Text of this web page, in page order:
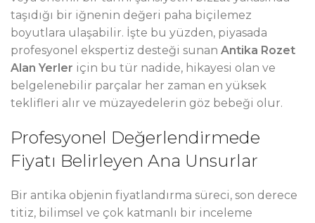
taşıdığı bir iğnenin değeri paha biçilemez
boyutlara ulaşabilir. İşte bu yüzden, piyasada
profesyonel ekspertiz desteği sunan Antika Rozet
Alan Yerler için bu tür nadide, hikayesi olan ve
belgelenebilir parçalar her zaman en yüksek
teklifleri alır ve müzayedelerin göz bebeği olur.
Profesyonel Değerlendirmede
Fiyatı Belirleyen Ana Unsurlar
Bir antika objenin fiyatlandırma süreci, son derece
titiz, bilimsel ve çok katmanlı bir inceleme